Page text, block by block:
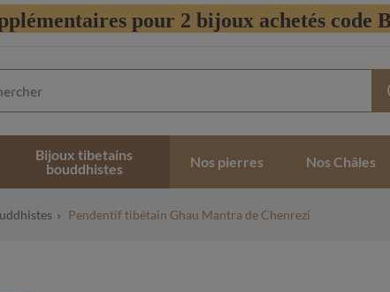
pour 2 bijoux achetés code
Bijoux tibetains
bouddhistes
Nos pierres Nos Châles
Pendentif tibétain Ghau Mantra de Chenrezi